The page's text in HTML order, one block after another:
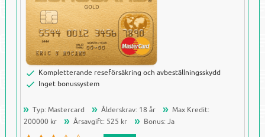
Kompletterande reseförsäkring och avbeställningsskydd
Inget bonussystem
Typ: Mastercard Ålderskrav: 18 år
Max Kredit:
200000 kr
Årsavgift: 525 kr Bonus: Ja